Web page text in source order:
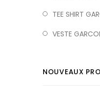
TEE SHIRT
VESTE
NOUVEAUX